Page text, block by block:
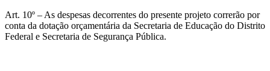
Art. 10º – As despesas decorrentes do presente projeto correrão por
conta da dotação orçamentária da Secretaria de Educação do Distrito
Federal e Secretaria de Segurança Pública.